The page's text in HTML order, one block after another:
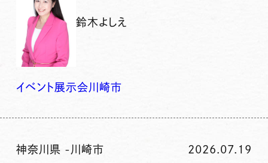
鈴木よしえ
イベント展示会川崎市
神奈川県 - 川崎市 2026.07.19